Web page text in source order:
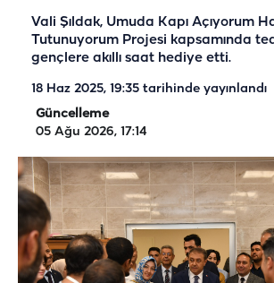
Vali Şıldak, Umuda Kapı Açıyorum
Tutunuyorum Projesi kapsamında
gençlere akıllı saat hediye etti.
18 Haz 2025, 19:35 tarihinde yayınlandı
Güncelleme
05 Ağu 2026, 17:14